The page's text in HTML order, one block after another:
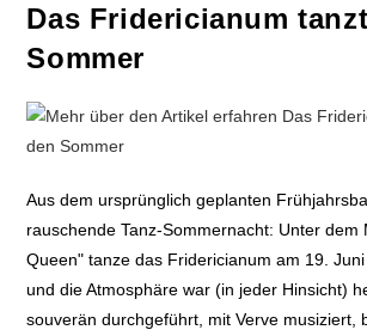
Das Fridericianum
Sommer
Aus dem ursprünglich geplanten
rauschende Tanz-Sommernacht: Unter dem
Queen" tanze das Fridericianum am 19.
und die Atmosphäre war (in jeder Hinsicht)
souverän durchgeführt, mit Verve musiziert,